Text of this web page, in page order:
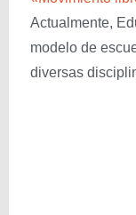
Actualmente,
modelo de
diversas